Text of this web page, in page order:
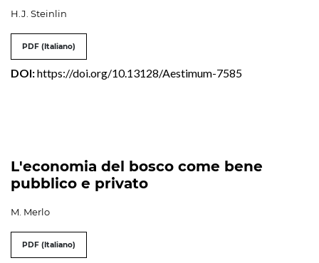
H.J. Steinlin
PDF (Italiano)
DOI:https://doi.org/10.13128/Aestimum-7585
L'economia del bosco come bene
pubblico e privato
M. Merlo
PDF (Italiano)